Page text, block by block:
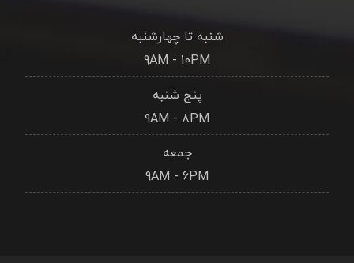
شنبه تا چهارشنبه
9AM - 10PM
پنج شنبه
9AM - 8PM
جمعه
9AM - 6PM